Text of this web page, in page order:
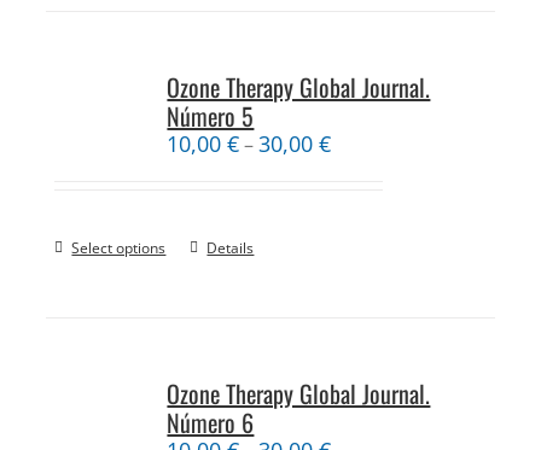
Ozone Therapy Global Journal.
Número 5
10,00€–30,00€
Select options Details
Ozone Therapy Global Journal.
Número 6